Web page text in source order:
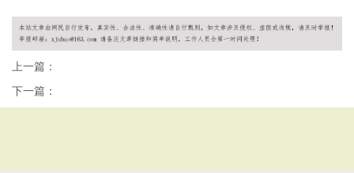
上一篇：
下一篇：